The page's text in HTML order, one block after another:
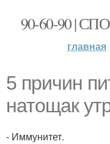
90-60-90 |
главная
5 причин
натощак
- Иммунитет.